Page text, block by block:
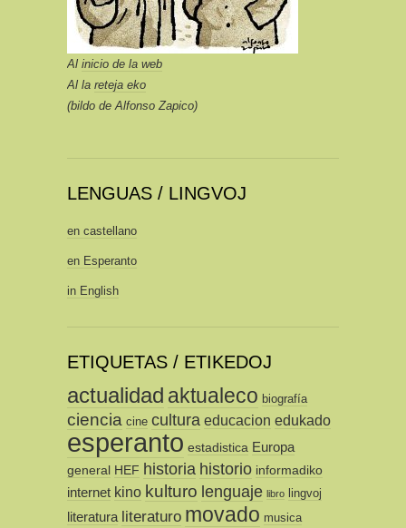
Al inicio de la web
Al la reteja eko
(bildo de Alfonso Zapico)
LENGUAS / LINGVOJ
en castellano
en Esperanto
in English
ETIQUETAS / ETIKEDOJ
actualidad aktualeco biografía
ciencia cine cultura educacion edukado
esperanto estadistica Europa
general HEF historia historio informadiko
internet kino kulturo lenguaje libro lingvoj
literatura literaturo movado musica